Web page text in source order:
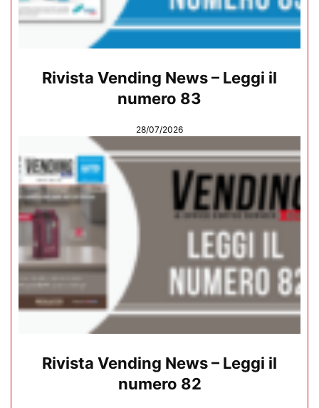
Rivista Vending News – Leggi il
numero 83
28/07/2026
Rivista Vending News – Leggi il
numero 82